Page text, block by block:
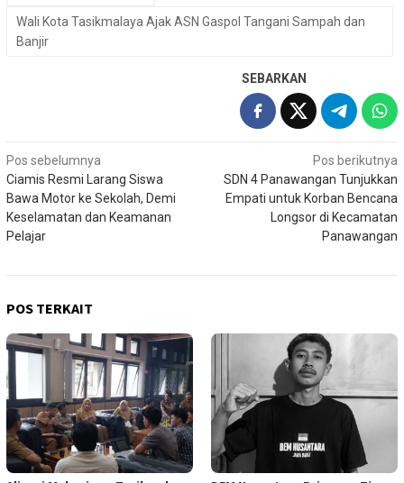
Wali Kota Tasikmalaya Ajak ASN Gaspol Tangani Sampah dan
Banjir
SEBARKAN
Navigasi
pos
Pos sebelumnya
Ciamis Resmi Larang Siswa
Bawa Motor ke Sekolah, Demi
Keselamatan dan Keamanan
Pelajar
Pos berikutnya
SDN 4 Panawangan Tunjukkan
Empati untuk Korban Bencana
Longsor di Kecamatan
Panawangan
POS TERKAIT